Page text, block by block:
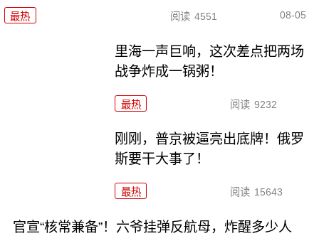
最热 阅读 4551 08-05
里海一声巨响，这次差点把两场
战争炸成一锅粥！
最热 阅读 9232
刚刚，普京被逼亮出底牌！俄罗
斯要干大事了！
最热 阅读 15643
官宣“核常兼备”！六爷挂弹反航母，炸醒多少人